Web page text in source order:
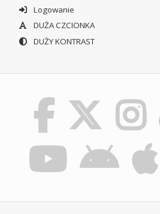
Logowanie
DUŻA CZCIONKA
DUŻY KONTRAST